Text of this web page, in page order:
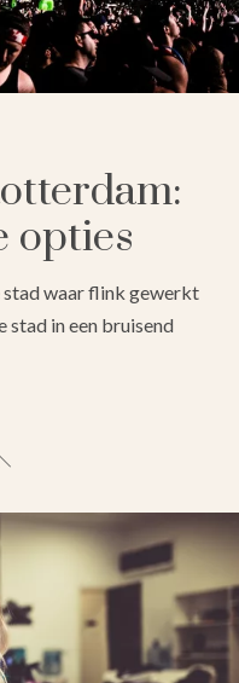
opties
waar flink gewerkt
stad in een bruisend